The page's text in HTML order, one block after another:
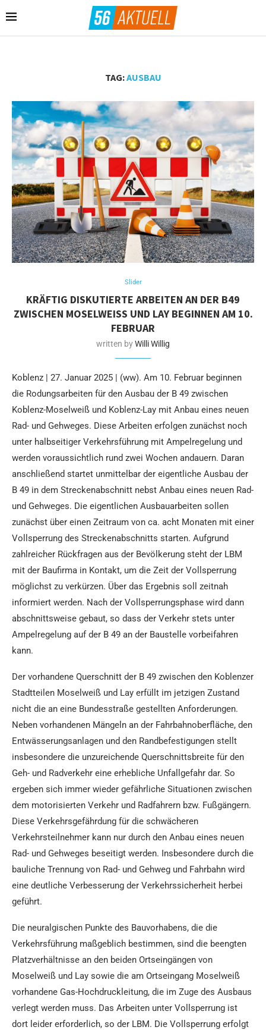
TAG:AUSBAU
Slider
KRÄFTIG DISKUTIERTE ARBEITEN AN DER B49
ZWISCHEN MOSELWEISS UND LAY BEGINNEN AM 10. F
EBRUAR
written byWilli Willig
Koblenz | 27. Januar 2025 | (ww). Am 10. Februar beginnen
die Rodungsarbeiten für den Ausbau der B 49 zwischen
Koblenz-Moselweiß und Koblenz-Lay mit Anbau eines neuen
Rad- und Gehweges. Diese Arbeiten erfolgen zunächst noch
unter halbseitiger Verkehrsführung mit Ampelregelung und
werden voraussichtlich rund zwei Wochen andauern. Daran
anschließend startet unmittelbar der eigentliche Ausbau der
B 49 in dem Streckenabschnitt nebst Anbau eines neuen Rad-
und Gehweges. Die eigentlichen Ausbauarbeiten sollen
zunächst über einen Zeitraum von ca. acht Monaten mit einer
Vollsperrung des Streckenabschnitts starten. Aufgrund
zahlreicher Rückfragen aus der Bevölkerung steht der LBM
mit der Baufirma in Kontakt, um die Zeit der Vollsperrung
möglichst zu verkürzen. Über das Ergebnis soll zeitnah
informiert werden. Nach der Vollsperrungsphase wird dann
abschnittsweise gebaut, so dass der Verkehr stets unter
Ampelregelung auf der B 49 an der Baustelle vorbeifahren
kann.
Der vorhandene Querschnitt der B 49 zwischen den Koblenzer
Stadtteilen Moselweiß und Lay erfüllt im jetzigen Zustand
nicht die an eine Bundesstraße gestellten Anforderungen.
Neben vorhandenen Mängeln an der Fahrbahnoberfläche, den
Entwässerungsanlagen und den Randbefestigungen stellt
insbesondere die unzureichende Querschnittsbreite für den
Geh- und Radverkehr eine erhebliche Unfallgefahr dar. So
ergeben sich immer wieder gefährliche Situationen zwischen
dem motorisierten Verkehr und Radfahrern bzw. Fußgängern.
Diese Verkehrsgefährdung für die schwächeren
Verkehrsteilnehmer kann nur durch den Anbau eines neuen
Rad- und Gehweges beseitigt werden. Insbesondere durch die
bauliche Trennung von Rad- und Gehweg und Fahrbahn wird
eine deutliche Verbesserung der Verkehrssicherheit herbei
geführt.
Die neuralgischen Punkte des Bauvorhabens, die die
Verkehrsführung maßgeblich bestimmen, sind die beengten
Platzverhältnisse an den beiden Ortseingängen von
Moselweiß und Lay sowie die am Ortseingang Moselweiß
vorhandene Gas-Hochdruckleitung, die im Zuge des Ausbaus
verlegt werden muss. Das Arbeiten unter Vollsperrung ist
dort leider erforderlich, so der LBM. Die Vollsperrung erfolgt